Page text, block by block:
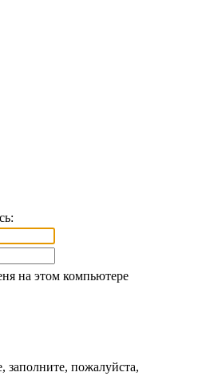
на этом компьютере
заполните, пожалуйста,